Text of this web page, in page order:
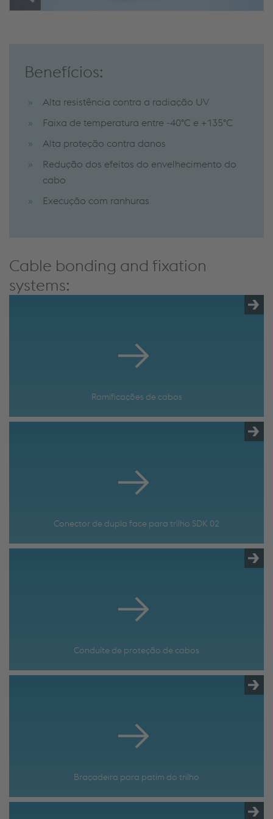
Benefícios:
Alta resistência contra a radiação UV
Faixa de temperatura entre -40°C e +135°C
Alta proteção contra danos
Redução dos efeitos do envelhecimento do
cabo
Execução com ranhuras
Cable bonding and fixation
systems:
Ramificações de cabos
Conector de dupla face para trilho SDK 02
Conduíte de proteção de cabos
Braçadeira para patim do trilho